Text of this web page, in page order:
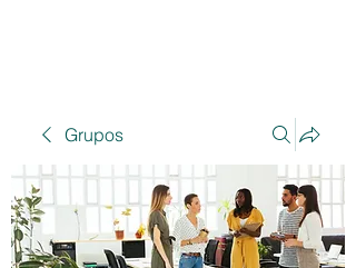
Grupos